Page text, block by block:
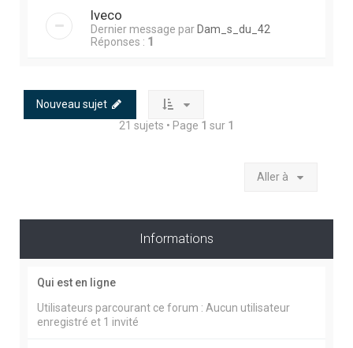
Iveco
Dernier message par Dam_s_du_42
Réponses : 1
Nouveau sujet
21 sujets • Page 1 sur 1
Aller à
Informations
Qui est en ligne
Utilisateurs parcourant ce forum : Aucun utilisateur
enregistré et 1 invité